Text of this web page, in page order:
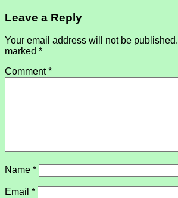
Leave a Reply
Your email address will not be published.
marked *
Comment*
Name *
Email *